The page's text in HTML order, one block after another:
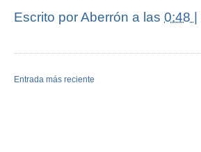
Escrito por Aberrón a las 0:48 |
Entrada más reciente